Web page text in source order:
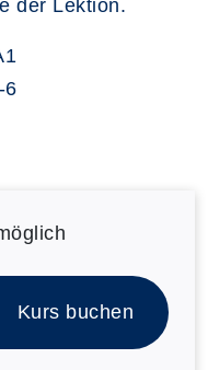
der Lektion.
6
Kurs buchen